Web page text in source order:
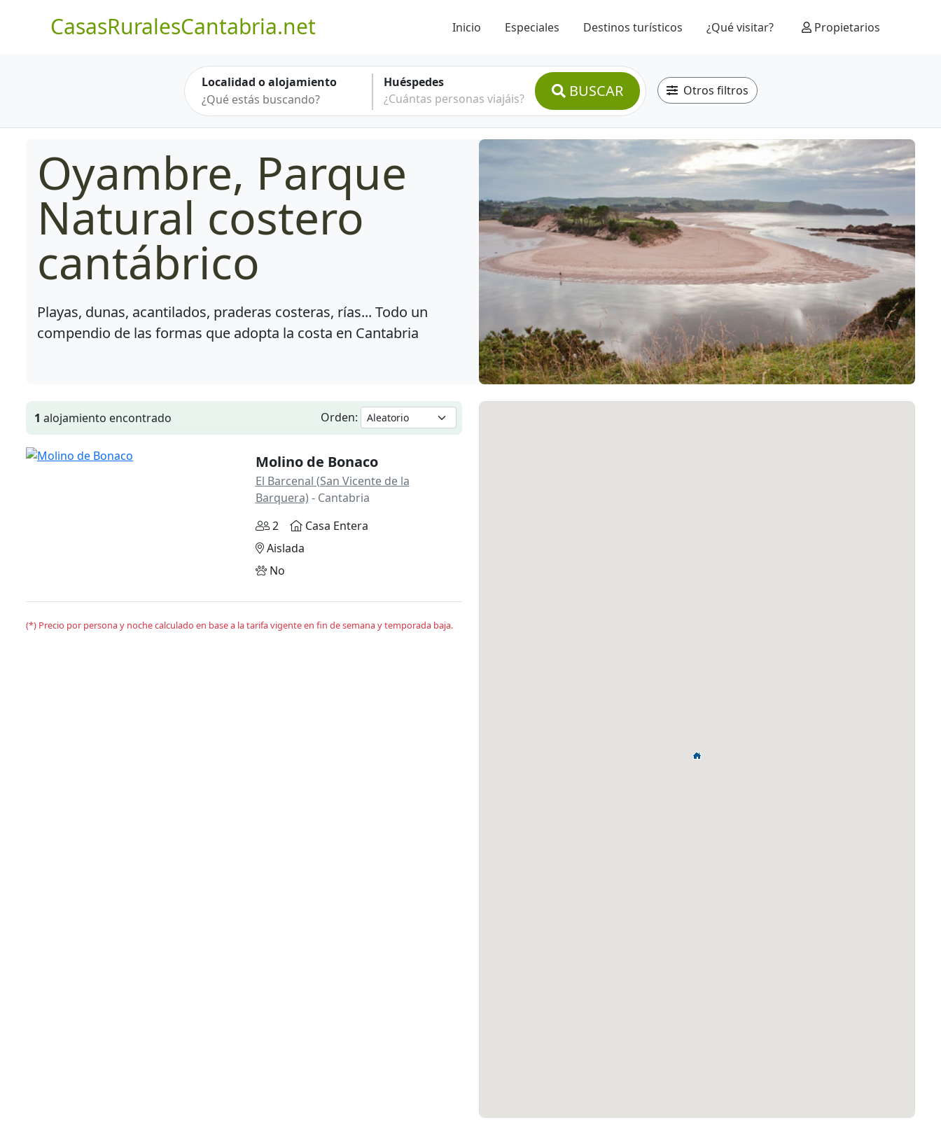
CasasRuralesCantabria.net Inicio Especiales Destinos turísticos ¿Qué visitar? Propietarios
Localidad o alojamiento
Huéspedes
¿Cuántas personas viajáis?
BUSCAR Otros filtros
Oyambre, Parque
Natural costero
cantábrico
Playas, dunas, acantilados, praderas costeras, rías... Todo un
compendio de las formas que adopta la costa en Cantabria
1 alojamiento encontrado Orden:
Molino de Bonaco
El Barcenal (San Vicente de la
Barquera) - Cantabria
2
Casa Entera
Aislada
No
(*) Precio por persona y noche calculado en base a la tarifa vigente en fin de semana y temporada baja.